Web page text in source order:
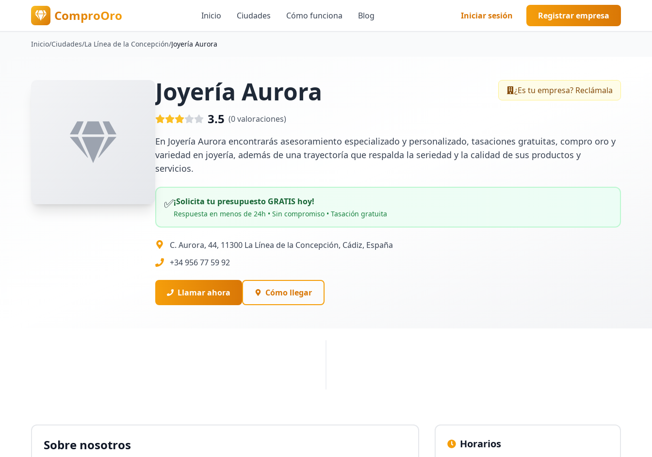
ComproOro Inicio Ciudades Cómo funciona Blog Iniciar sesión Registrar empresa
Inicio/Ciudades/La Línea de la Concepción/Joyería Aurora
Joyería Aurora ¿Es tu empresa? Reclámala
3.5 (0valoraciones)
En Joyería Aurora encontrarás asesoramiento especializado y personalizado, tasaciones gratuitas, compro oro y
variedad en joyería, además de una trayectoría que respalda la seriedad y la calidad de sus productos y
servicios.
✅¡Solicita tu presupuesto GRATIS hoy!
Respuesta en menos de 24h • Sin compromiso • Tasación gratuita
C. Aurora, 44, 11300 La Línea de la Concepción, Cádiz, España
+34 956 77 59 92
Llamar ahora Cómo llegar
Sobre nosotros Horarios